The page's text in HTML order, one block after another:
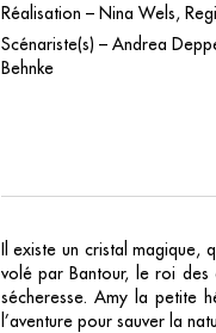
Réalisation – Nina Wels,
Scénariste(s) – Andrea
Behnke
Il existe un cristal magique,
volé par Bantour, le roi
sécheresse. Amy la petite
l’aventure pour sauver la